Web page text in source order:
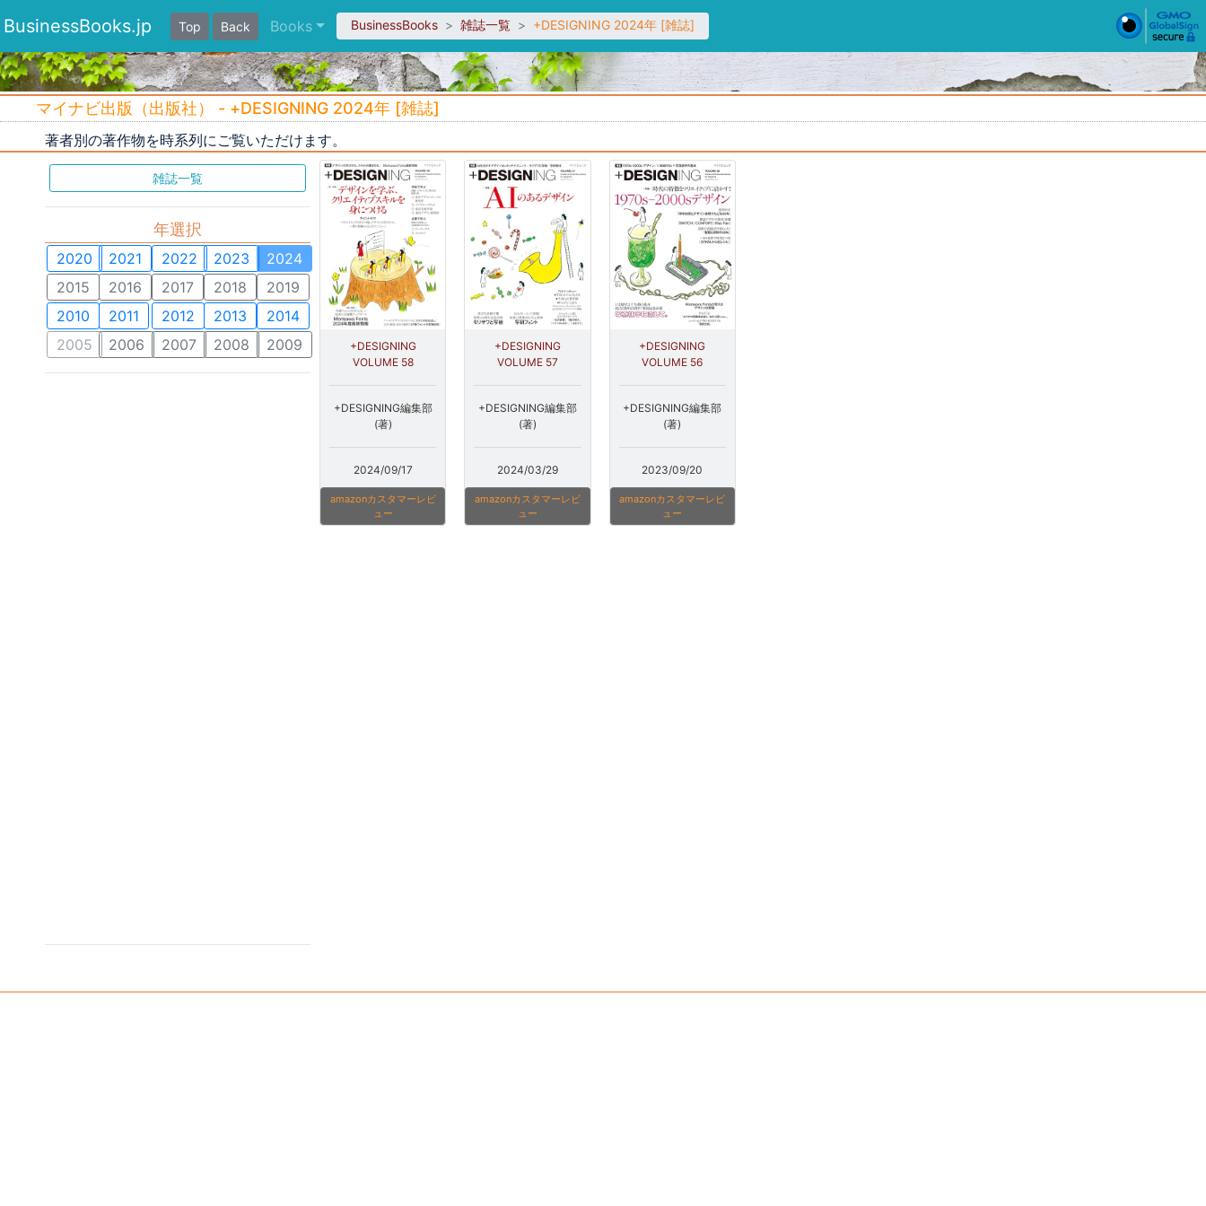
BusinessBooks.jp Top Back Books BusinessBooks 雑誌一覧 +DESIGNING 2024年 [雑誌]
マイナビ出版（出版社） - +DESIGNING 2024年 [雑誌]
著者別の著作物を時系列にご覧いただけます。
雑誌一覧
年選択
2020 2021 2022 2023
2024
2015
2016 2017 2018
2019
2010
2011 2012 2013
2014
2005
2006 2007 2008 2009
+DESIGNING
VOLUME 58
+DESIGNING編集部
(著)
2024/09/17
amazonカスタマーレビ
ュー
+DESIGNING
VOLUME 57
+DESIGNING編集部
(著)
2024/03/29
amazonカスタマーレビ
ュー
+DESIGNING
VOLUME 56
+DESIGNING編集部
(著)
2023/09/20
amazonカスタマーレビ
ュー